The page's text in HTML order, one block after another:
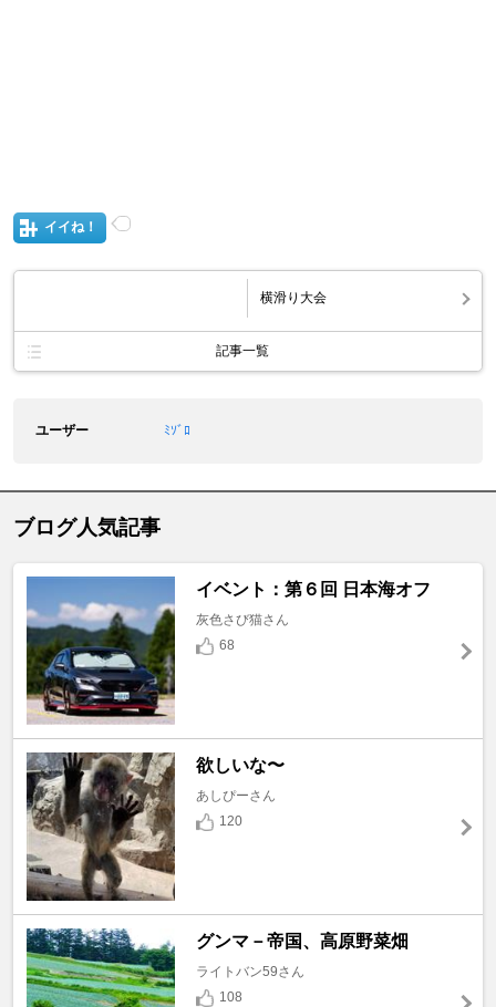
イイね！
横滑り大会
記事一覧
ユーザー ﾐｿﾞﾛ
ブログ人気記事
イベント：第６回 日本海オフ
灰色さび猫さん
68
欲しいな〜
あしぴーさん
120
グンマ－帝国、高原野菜畑
ライトバン59さん
108